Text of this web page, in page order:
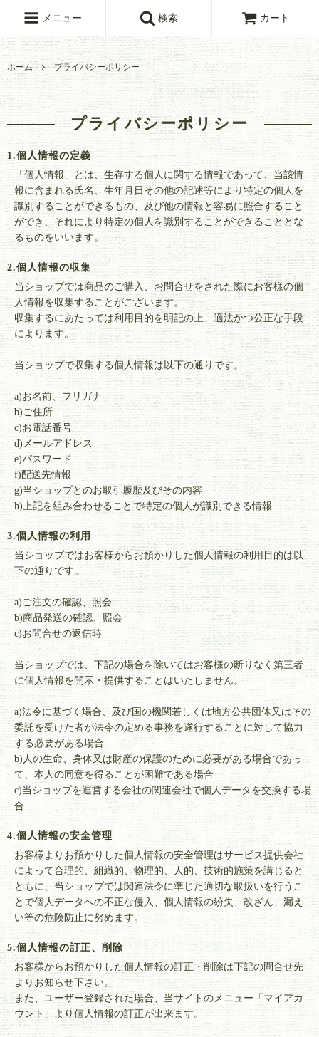
メニュー 検索 カート
ホーム プライバシーポリシー
プライバシーポリシー
1.個人情報の定義
「個人情報」とは、生存する個人に関する情報であって、当該情
報に含まれる氏名、生年月日その他の記述等により特定の個人を
識別することができるもの、及び他の情報と容易に照合すること
ができ、それにより特定の個人を識別することができることとな
るものをいいます。
2.個人情報の収集
当ショップでは商品のご購入、お問合せをされた際にお客様の個
人情報を収集することがございます。
収集するにあたっては利用目的を明記の上、適法かつ公正な手段
によります。
当ショップで収集する個人情報は以下の通りです。
a)お名前、フリガナ
b)ご住所
c)お電話番号
d)メールアドレス
e)パスワード
f)配送先情報
g)当ショップとのお取引履歴及びその内容
h)上記を組み合わせることで特定の個人が識別できる情報
3.個人情報の利用
当ショップではお客様からお預かりした個人情報の利用目的は以
下の通りです。
a)ご注文の確認、照会
b)商品発送の確認、照会
c)お問合せの返信時
当ショップでは、下記の場合を除いてはお客様の断りなく第三者
に個人情報を開示・提供することはいたしません。
a)法令に基づく場合、及び国の機関若しくは地方公共団体又はその
委託を受けた者が法令の定める事務を遂行することに対して協力
する必要がある場合
b)人の生命、身体又は財産の保護のために必要がある場合であっ
て、本人の同意を得ることが困難である場合
c)当ショップを運営する会社の関連会社で個人データを交換する場
合
4.個人情報の安全管理
お客様よりお預かりした個人情報の安全管理はサービス提供会社
によって合理的、組織的、物理的、人的、技術的施策を講じると
ともに、当ショップでは関連法令に準じた適切な取扱いを行うこ
とで個人データへの不正な侵入、個人情報の紛失、改ざん、漏え
い等の危険防止に努めます。
5.個人情報の訂正、削除
お客様からお預かりした個人情報の訂正・削除は下記の問合せ先
よりお知らせ下さい。
また、ユーザー登録された場合、当サイトのメニュー「マイアカ
ウント」より個人情報の訂正が出来ます。